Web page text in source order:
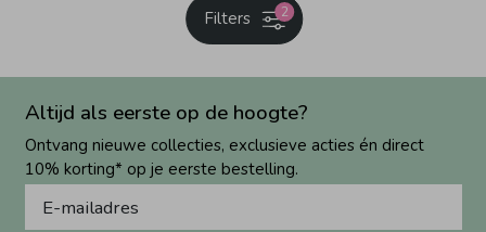
2
Filters
Altijd als eerste op de hoogte?
Ontvang nieuwe collecties, exclusieve acties én direct
10% korting* op je eerste bestelling.